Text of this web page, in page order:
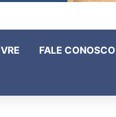
FALE CONOSCO